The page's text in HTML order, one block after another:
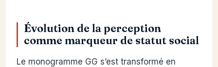
Évolution de la perception
comme marqueur de statut social
Le monogramme GG s’est transformé en